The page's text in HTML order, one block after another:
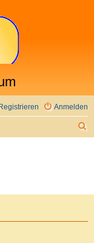
Anmelden
Registrieren